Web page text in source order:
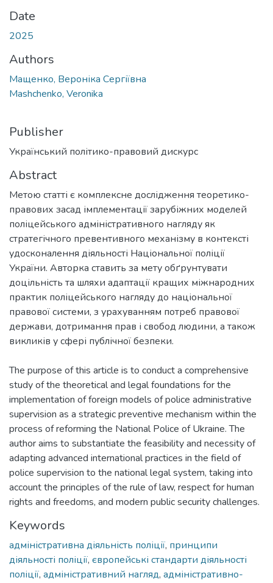
Date
2025
Authors
Мащенко, Вероніка Сергіївна
Mashchenko, Veronika
Publisher
Український політико-правовий дискурс
Abstract
Метою статті є комплексне дослідження теоретико-
правових засад імплементації зарубіжних моделей
поліцейського адміністративного нагляду як
стратегічного превентивного механізму в контексті
удосконалення діяльності Національної поліції
України. Авторка ставить за мету обґрунтувати
доцільність та шляхи адаптації кращих міжнародних
практик поліцейського нагляду до національної
правової системи, з урахуванням потреб правової
держави, дотримання прав і свобод людини, а також
викликів у сфері публічної безпеки.
The purpose of this article is to conduct a comprehensive
study of the theoretical and legal foundations for the
implementation of foreign models of police administrative
supervision as a strategic preventive mechanism within the
process of reforming the National Police of Ukraine. The
author aims to substantiate the feasibility and necessity of
adapting advanced international practices in the field of
police supervision to the national legal system, taking into
account the principles of the rule of law, respect for human
rights and freedoms, and modern public security challenges.
Keywords
адміністративна діяльність поліції, принципи
діяльності поліції, європейські стандарти діяльності
поліції, адміністративний нагляд, адміністративно-